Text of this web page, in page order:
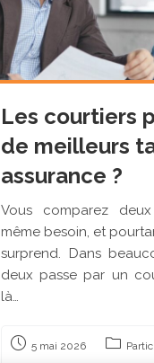
Les courtiers
de meilleurs
assurance ?
Vous comparez
même besoin, et
surprend. Dans
deux passe par un
là…
5 mai 2026